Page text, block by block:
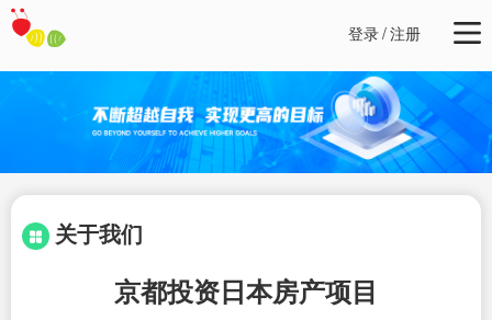
登录/注册
关于我们
京都投资日本房产项目